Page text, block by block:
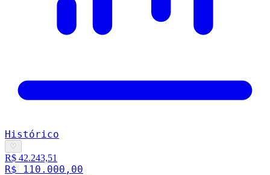
Histórico
♡
R$ 42.243,51
R$ 110.000,00